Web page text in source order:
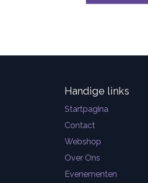
Handige links
Startpagina
Contact
Webshop
Over Ons
Evenementen